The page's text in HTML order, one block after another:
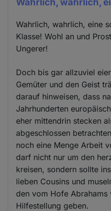
Wahrlich, wahrlich, eine
Klasse! Wohl an und
Ungerer!
Doch bis gar allzuviel
Gemüter und den Geist
darauf hinweisen, dass
Jahrhunderten
eher mittendrin stecken
abgeschlossen
noch eine Menge Arbeit
darf nicht nur um den
kreisen, sondern sollte
lieben Cousins und
den vom Hofe Abrahams
Hilfestellung geben.